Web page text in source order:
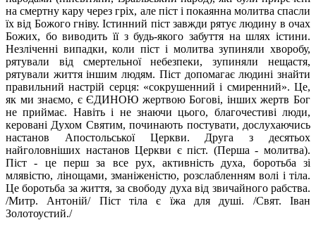
на смертну кару через гріх, але піст і покаянна молитва спасли
їх від Божого гніву. Істинний піст завжди рятує людину в очах
Божих, бо виводить її з будь-якого забуття на шлях істини.
Незліченні випадки, коли піст і молитва зупиняли хворобу,
рятували від смертельної небезпеки, зупиняли нещастя,
рятували життя іншим людям. Піст допомагає людині знайти
правильний настрій серця: «сокрушенний і смиренний». Це,
як ми знаємо, є ЄДИНОЮ жертвою Богові, інших жертв Бог
не приймає. Навіть і не знаючи цього, благочестиві люди,
керовані Духом Святим, починають постувати, дослухаючись
настанов Апостольської Церкви. Друга з десятьох
найголовніших настанов Церкви є піст. (Перша - молитва).
Піст - це перш за все рух, активність духа, боротьба зі
млявістю, лінощами, зманіженістю, розслабленням волі і тіла.
Це боротьба за життя, за свободу духа від звичайного рабства.
/Митр. Антоній/ Піст тіла є їжа для душі. /Свят. Іван
Золотоустий./